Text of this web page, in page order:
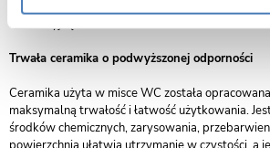
dekoracyjną.
Trwała ceramika o podwyższonej odporności
Ceramika użyta w misce WC została
maksymalną trwałość i łatwość użytkowania.
środków chemicznych, zarysowania,